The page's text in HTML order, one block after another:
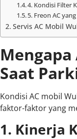
4. Kondisi Filter
5. Freon AC
Servis AC Mobil
Saat
Kondisi AC mobil
faktor-faktor yang
1. Kinerja